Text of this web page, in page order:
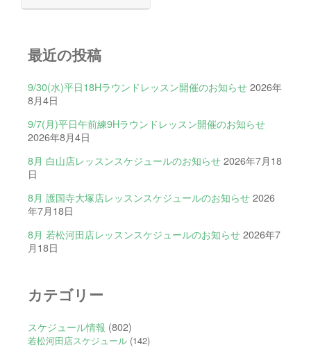
最近の投稿
9/30(水)平日18Hラウンドレッスン開催のお知らせ 2026年
8月4日
9/7(月)平日午前練9Hラウンドレッスン開催のお知らせ
2026年8月4日
8月 白山店レッスンスケジュールのお知らせ 2026年7月18
日
8月 護国寺大塚店レッスンスケジュールのお知らせ 2026
年7月18日
8月 若松河田店レッスンスケジュールのお知らせ 2026年7
月18日
カテゴリー
スケジュール情報 (802)
若松河田店スケジュール(142)